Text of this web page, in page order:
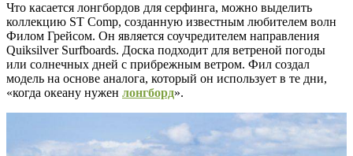
Что касается лонгбордов для серфинга, можно выделить
коллекцию ST Comp, созданную известным любителем волн
Филом Грейсом. Он является соучредителем направления
Quiksilver Surfboards. Доска подходит для ветреной погоды
или солнечных дней с прибрежным ветром. Фил создал
модель на основе аналога, который он использует в те дни,
«когда океану нужен лонгборд».